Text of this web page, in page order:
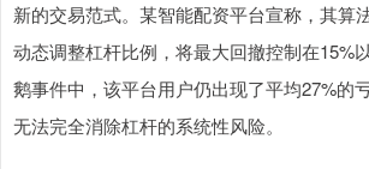
新的交易范式。某智能配资平台宣称，其算
动态调整杠杆比例，将最大回撤控制在15%
鹅事件中，该平台用户仍出现了平均27%的
无法完全消除杠杆的系统性风险。